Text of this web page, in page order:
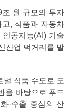
조 원 규모의 투자
, 식품과 자동차
공지능(AI) 기술
산업 먹거리를 발
벌 식품 수도로 도
을 바탕으로 푸드
·수출 중심의 산